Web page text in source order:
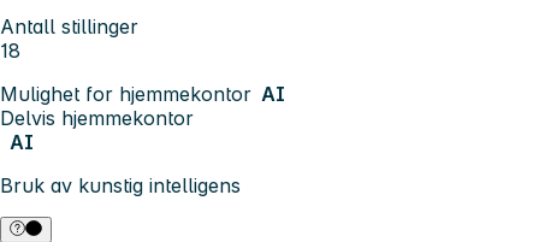
Antall stillinger
18
Mulighet for hjemmekontor AI
Delvis hjemmekontor
AI
Bruk av kunstig intelligens